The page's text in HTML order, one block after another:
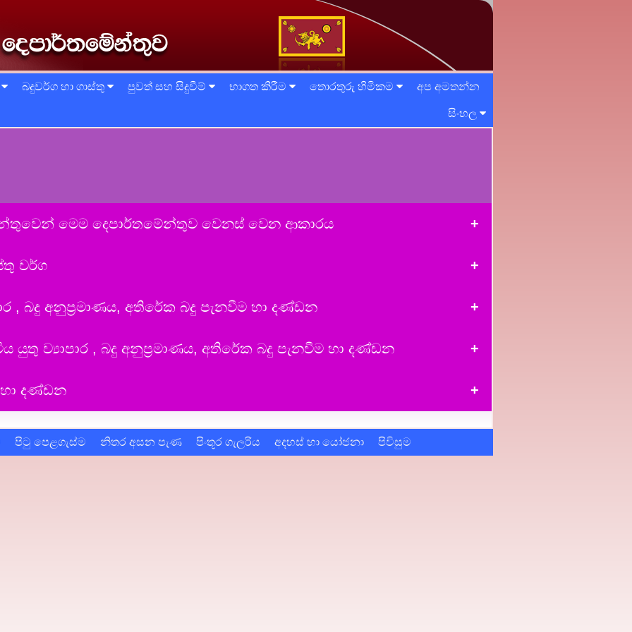
බදුවර්ග හා ගාස්තු පුවත් සහ සිදුවීම් භාගත කිරීම තොරතුරු හිමිකම අප අමතන්න
සිංහල
මෙම දෙපාර්තමේන්තුව වෙනස් වෙන ආකාරය
වර්ග
, බදු අනුප්‍රමාණය, අතිරේක බදු පැනවීම හා දණ්ඩන
යුතු ව්‍යාපාර , බදු අනුප්‍රමාණය, අතිරේක බදු පැනවීම හා දණ්ඩන
දණ්ඩන
පිටු පෙළගැස්ම නිතර අසන පැණ පිංතූර ගැලරිය අදහස් හා යෝජනා පිවිසුම